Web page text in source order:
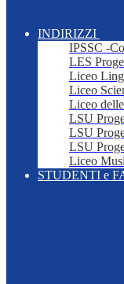
INDIRIZZI
IPSSC -
LES
Liceo
Liceo
Liceo
LSU
LSU
LSU
Liceo
STUDENTI e